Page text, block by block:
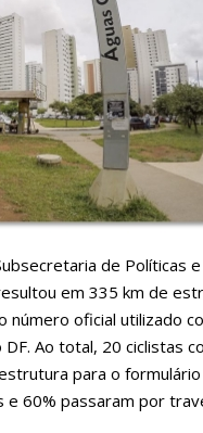
de Políticas
em 335 km de
número oficial utilizado
Ao total, 20 ciclistas
para o formulário
60% passaram por